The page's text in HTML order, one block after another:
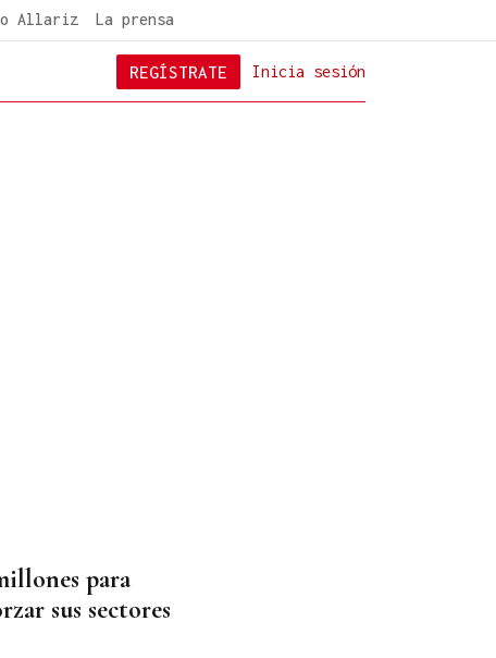
Allariz La prensa
Inicia sesión
REGÍSTRATE
para
sus sectores